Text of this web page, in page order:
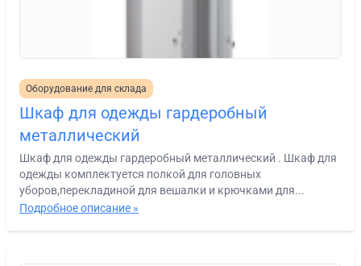
Оборудование для склада
Шкаф для одежды гардеробный
металлический
Шкаф для одежды гардеробный металлический . Шкаф для
одежды комплектуется полкой для головных
уборов,перекладиной для вешалки и крючками для...
Подробное описание »